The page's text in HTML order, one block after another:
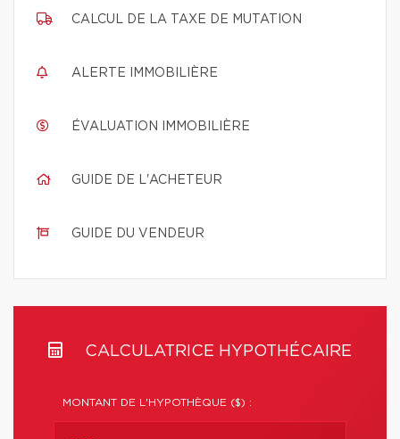
CALCUL DE LA TAXE DE MUTATION
ALERTE IMMOBILIÈRE
ÉVALUATION IMMOBILIÈRE
GUIDE DE L'ACHETEUR
GUIDE DU VENDEUR
CALCULATRICE HYPOTHÉCAIRE
MONTANT DE L'HYPOTHÈQUE ($) :